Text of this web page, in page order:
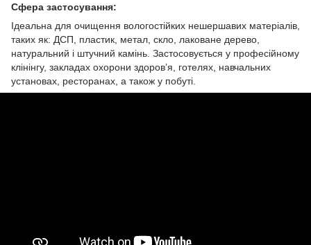
Сфера застосування:
Ідеальна для очищення вологостійких нешершавих матеріалів,
таких як: ДСП, пластик, метал, скло, лаковане дерево,
натуральний і штучний камінь. Застосовується у професійному
клінінгу, закладах охорони здоров’я, готелях, навчальних
установах, ресторанах, а також у побуті.